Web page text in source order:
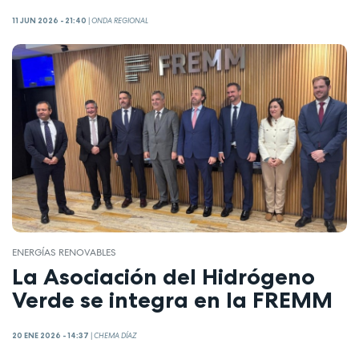
11 JUN 2026 - 21:40 |ONDA REGIONAL
ENERGÍAS RENOVABLES
La Asociación del Hidrógeno
Verde se integra en la FREMM
20 ENE 2026 - 14:37 |CHEMA DÍAZ